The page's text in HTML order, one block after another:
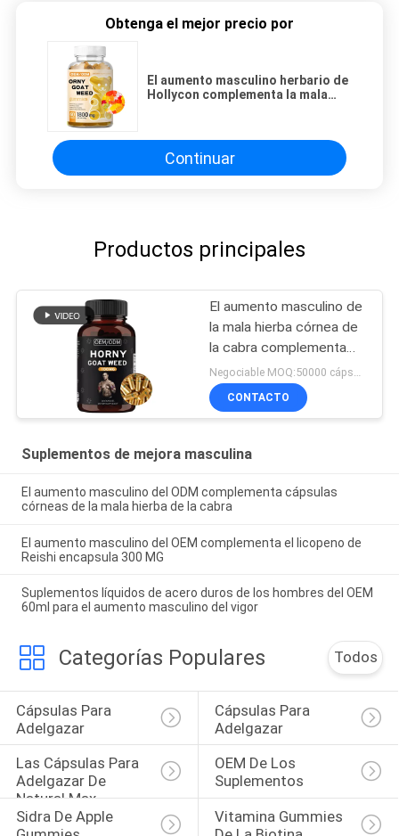
Obtenga el mejor precio por
El aumento masculino herbario de
Hollycon complementa la mala
Continuar
Productos principales
El aumento masculino de
la mala hierba córnea de
la cabra complementa
las cápsulas aprobadas
por la FDA
CONTACTO
Suplementos de mejora masculina
El aumento masculino del ODM complementa cápsulas
córneas de la mala hierba de la cabra
El aumento masculino del OEM complementa el licopeno de
Reishi encapsula 300 MG
Suplementos líquidos de acero duros de los hombres del OEM
60ml para el aumento masculino del vigor
Categorías Populares Todos
Cápsulas Para
Adelgazar
Cápsulas Para
Adelgazar
Las Cápsulas Para
Adelgazar De
Natural Max
OEM De Los
Suplementos
Sidra De Apple
Vitamina Gummies